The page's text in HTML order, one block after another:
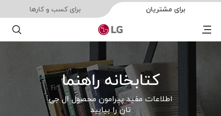
برای مشتریان برای کسب و کارها
Menu جستجو
کتابخانه راهنما
اطلاعات مفید پیرامون محصول ال جی
تان را بیابید